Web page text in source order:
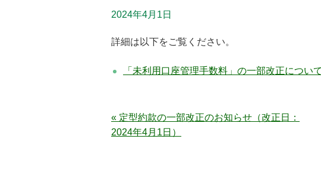
2024年4月1日
詳細は以下をご覧ください。
「未利用口座管理手数料」の一部改正につい
« 定型約款の一部改正のお知らせ（改正日：
2024年4月1日）